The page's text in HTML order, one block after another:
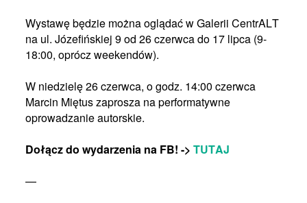
Wystawę będzie można oglądać w Galerii CentrALT
na ul. Józefińskiej 9 od 26 czerwca do 17 lipca (9-
18:00, oprócz weekendów).
W niedzielę 26 czerwca, o godz. 14:00 czerwca
Marcin Miętus zaprosza na performatywne
oprowadzanie autorskie.
Dołącz do wydarzenia na FB! -> TUTAJ
—